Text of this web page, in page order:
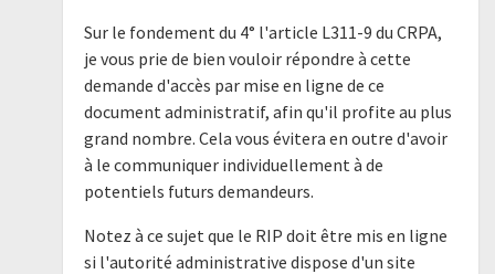
Sur le fondement du 4° l'article L311-9 du CRPA,
je vous prie de bien vouloir répondre à cette
demande d'accès par mise en ligne de ce
document administratif, afin qu'il profite au plus
grand nombre. Cela vous évitera en outre d'avoir
à le communiquer individuellement à de
potentiels futurs demandeurs.
Notez à ce sujet que le RIP doit être mis en ligne
si l'autorité administrative dispose d'un site